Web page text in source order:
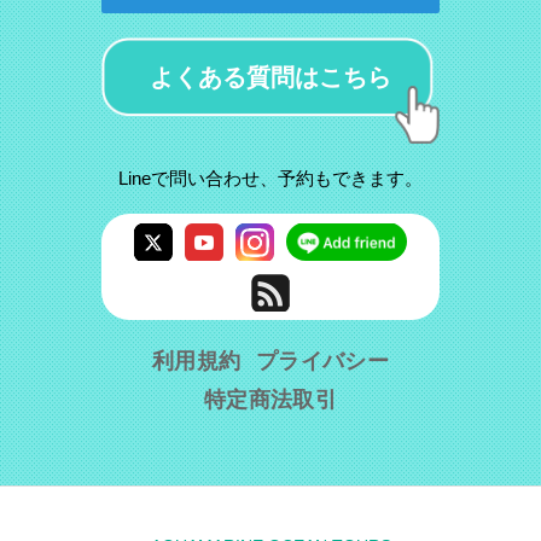
よくある質問はこちら
Lineで問い合わせ、予約もできます。
利用規約
プライバシー
特定商法取引